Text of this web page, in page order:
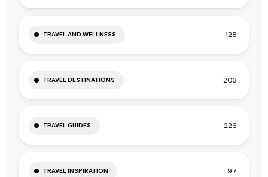
TRAVEL AND WELLNESS 128
TRAVEL DESTINATIONS 203
TRAVEL GUIDES 226
TRAVEL INSPIRATION 97